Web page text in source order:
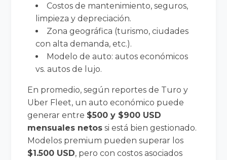
Costos de mantenimiento, seguros,
limpieza y depreciación.
Zona geográfica (turismo, ciudades
con alta demanda, etc.).
Modelo de auto: autos económicos
vs. autos de lujo.
En promedio, según reportes de Turo y
Uber Fleet, un auto económico puede
generar entre $500 y $900 USD
mensuales netos si está bien gestionado.
Modelos premium pueden superar los
$1.500 USD, pero con costos asociados